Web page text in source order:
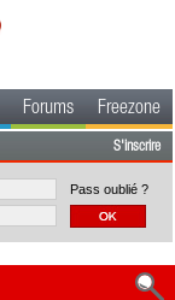
Forums Freezone
S'inscrire
Pass oublié ?